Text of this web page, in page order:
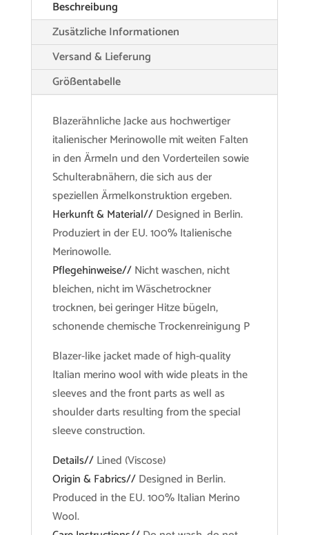
Beschreibung
Zusätzliche Informationen
Versand & Lieferung
Größentabelle
Blazerähnliche Jacke aus hochwertiger
italienischer Merinowolle mit weiten Falten
in den Ärmeln und den Vorderteilen sowie
Schulterabnähern, die sich aus der
speziellen Ärmelkonstruktion ergeben.
Herkunft & Material//Designed in Berlin.
Produziert in der EU. 100% Italienische
Merinowolle.
Pflegehinweise//Nicht waschen, nicht
bleichen, nicht im Wäschetrockner
trocknen, bei geringer Hitze bügeln,
schonende chemische Trockenreinigung P
Blazer-like jacket made of high-quality
Italian merino wool with wide pleats in the
sleeves and the front parts as well as
shoulder darts resulting from the special
sleeve construction.
Details//Lined (Viscose)
Origin & Fabrics//Designed in Berlin.
Produced in the EU. 100% Italian Merino
Wool.